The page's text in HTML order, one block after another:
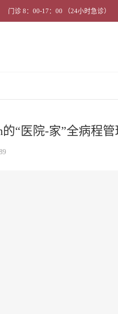
门诊 8：00-17：00 （24小时急诊）
“医院-家”全病程